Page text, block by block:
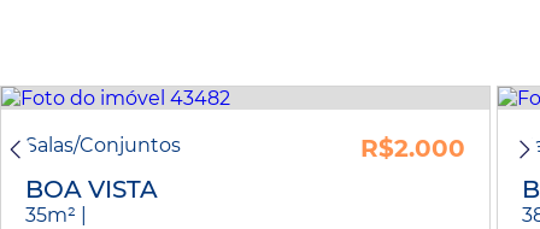
Salas/Conjuntos
R$2.000
BOA VISTA
35m² |